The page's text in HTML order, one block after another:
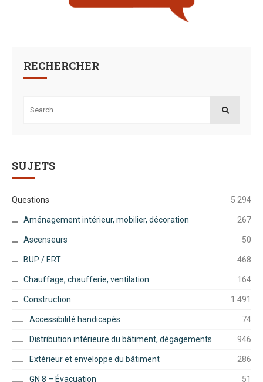
RECHERCHER
for:
SUJETS
Questions 5 294
Aménagement intérieur, mobilier, décoration 267
Ascenseurs 50
BUP / ERT 468
Chauffage, chaufferie, ventilation 164
Construction 1 491
Accessibilité handicapés 74
Distribution intérieure du bâtiment, dégagements 946
Extérieur et enveloppe du bâtiment 286
GN 8 – Évacuation 51